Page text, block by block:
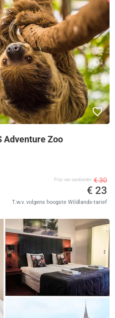
Adventure Zoo
Prijs van aanbieder € 30
€ 23
T.w.v. volgens hoogste Wildlands-tarief